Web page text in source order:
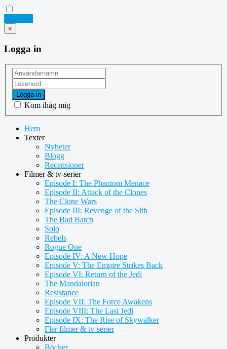
×
Logga in
Logga in
Kom ihåg mig
Hem
Texter
Nyheter
Blogg
Recensioner
Filmer & tv-serier
Episode I: The Phantom Menace
Episode II: Attack of the Clones
The Clone Wars
Episode III: Revenge of the Sith
The Bad Batch
Solo
Rebels
Rogue One
Episode IV: A New Hope
Episode V: The Empire Strikes Back
Episode VI: Return of the Jedi
The Mandalorian
Resistance
Episode VII: The Force Awakens
Episode VIII: The Last Jedi
Episode IX: The Rise of Skywalker
Fler filmer & tv-serier
Produkter
Böcker